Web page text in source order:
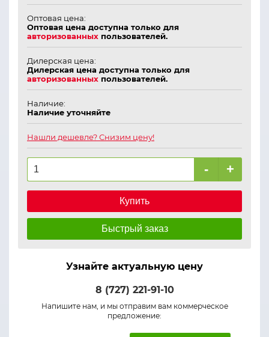
Оптовая цена:
Оптовая цена доступна только для
авторизованных пользователей.
Дилерская цена:
Дилерская цена доступна только для
авторизованных пользователей.
Наличие:
Наличие уточняйте
Нашли дешевле? Снизим цену!
- +
Купить
Быстрый заказ
Узнайте актуальную цену
8 (727) 221-91-10
Напишите нам, и мы отправим вам коммерческое
предложение: